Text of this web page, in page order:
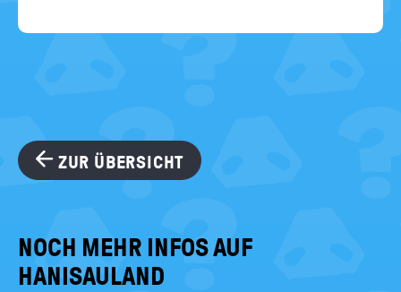
ZUR ÜBERSICHT
NOCH MEHR INFOS AUF
HANISAULAND